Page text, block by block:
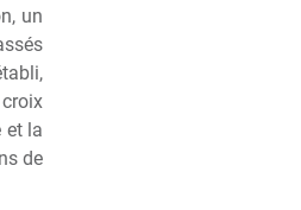
un
et la
de